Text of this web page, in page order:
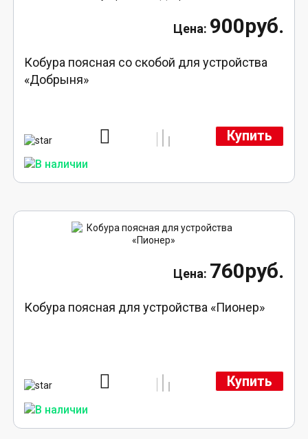
900руб.
Кобура поясная со скобой для устройства
«Добрыня»
Купить
760руб.
Кобура поясная для устройства «Пионер»
Купить